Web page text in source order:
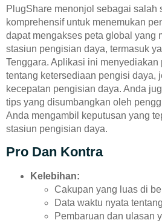
PlugShare menonjol sebagai salah
komprehensif untuk menemukan
dapat mengakses peta global yang
stasiun pengisian daya, termasuk
Tenggara. Aplikasi ini menyediakan
tentang ketersediaan pengisi daya,
kecepatan pengisian daya. Anda
tips yang disumbangkan oleh
Anda mengambil keputusan yang
stasiun pengisian daya.
Pro Dan Kontra
Kelebihan:
Cakupan yang luas di
Data waktu nyata
Pembaruan dan ulasan